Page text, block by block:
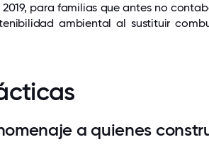
para familias que antes no
ambiental al sustituir
a quienes